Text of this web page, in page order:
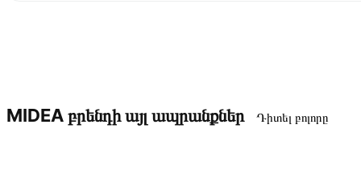
MIDEA բրենդի այլ ապրանքներ Դիտել բոլորը